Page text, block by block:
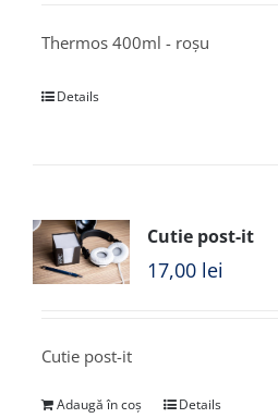
Thermos 400ml - roșu
Details
Cutie post-it
17,00 lei
Cutie post-it
Adaugă în coș Details